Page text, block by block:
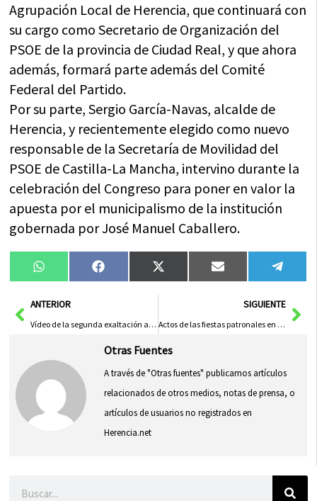
Agrupación Local de Herencia, que continuará con
su cargo como Secretario de Organización del
PSOE de la provincia de Ciudad Real, y que ahora
además, formará parte además del Comité
Federal del Partido.
Por su parte, Sergio García-Navas, alcalde de
Herencia, y recientemente elegido como nuevo
responsable de la Secretaría de Movilidad del
PSOE de Castilla-La Mancha, intervino durante la
celebración del Congreso para poner en valor la
apuesta por el municipalismo de la institución
gobernada por José Manuel Caballero.
Compartir
en
WhatsAppCompartir
en
FacebookCompartir
en
X
(Twitter)
Compartir
en
Email
en
AntANTERIOR
Vídeo de la segunda exaltación a la Inmaculada Concepción de Herencia
SIGUIENTE
Actos de las fiestas patronales en honor a la Inmaculada Concepción
Otras Fuentes
A través de "Otras fuentes" publicamos artículos
relacionados de otros medios, notas de prensa, o
artículos de usuarios no registrados en
Herencia.net